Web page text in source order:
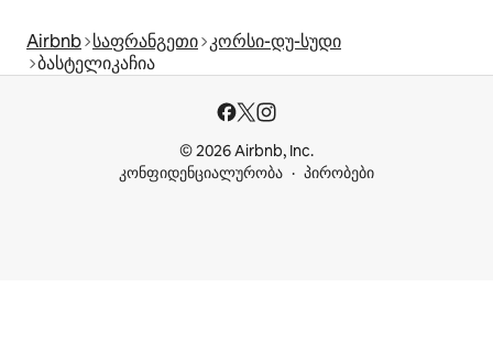
Airbnb საფრანგეთი კორსი-დუ-სუდი
ბასტელიკაჩია
© 2026 Airbnb, Inc.
კონფიდენციალურობა
პირობები